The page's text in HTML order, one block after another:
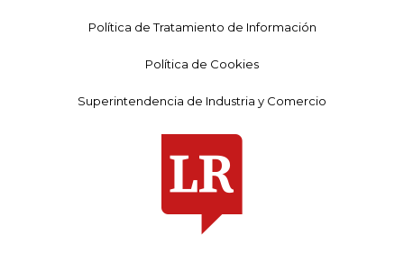
Política de Tratamiento de Información
Política de Cookies
Superintendencia de Industria y Comercio